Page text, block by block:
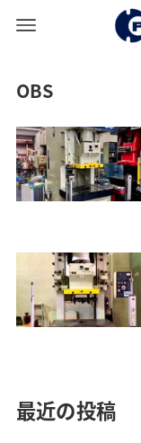
OBS
最近の投稿